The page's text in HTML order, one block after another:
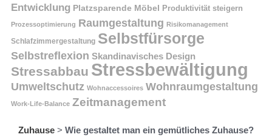
Entwicklung Platzsparende Möbel Produktivität steigern
Prozessoptimierung Raumgestaltung Risikomanagement
Schlafzimmergestaltung Selbstfürsorge
Selbstreflexion Skandinavisches Design
Stressabbau Stressbewältigung
Umweltschutz Wohnaccessoires Wohnraumgestaltung
Work-Life-Balance Zeitmanagement
Zuhause > Wie gestaltet man ein gemütliches Zuhause?